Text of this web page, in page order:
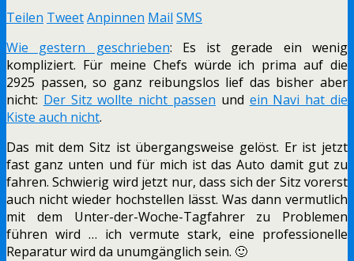
Teilen TweetAnpinnen Mail SMS
Wie gestern geschrieben: Es ist gerade ein wenig
kompliziert. Für meine Chefs würde ich prima auf die
2925 passen, so ganz reibungslos lief das bisher aber
nicht: Der Sitz wollte nicht passen und ein Navi hat die
Kiste auch nicht.
Das mit dem Sitz ist übergangsweise gelöst. Er ist jetzt
fast ganz unten und für mich ist das Auto damit gut zu
fahren. Schwierig wird jetzt nur, dass sich der Sitz vorerst
auch nicht wieder hochstellen lässt. Was dann vermutlich
mit dem Unter-der-Woche-Tagfahrer zu Problemen
führen wird … ich vermute stark, eine professionelle
Reparatur wird da unumgänglich sein. 🙂